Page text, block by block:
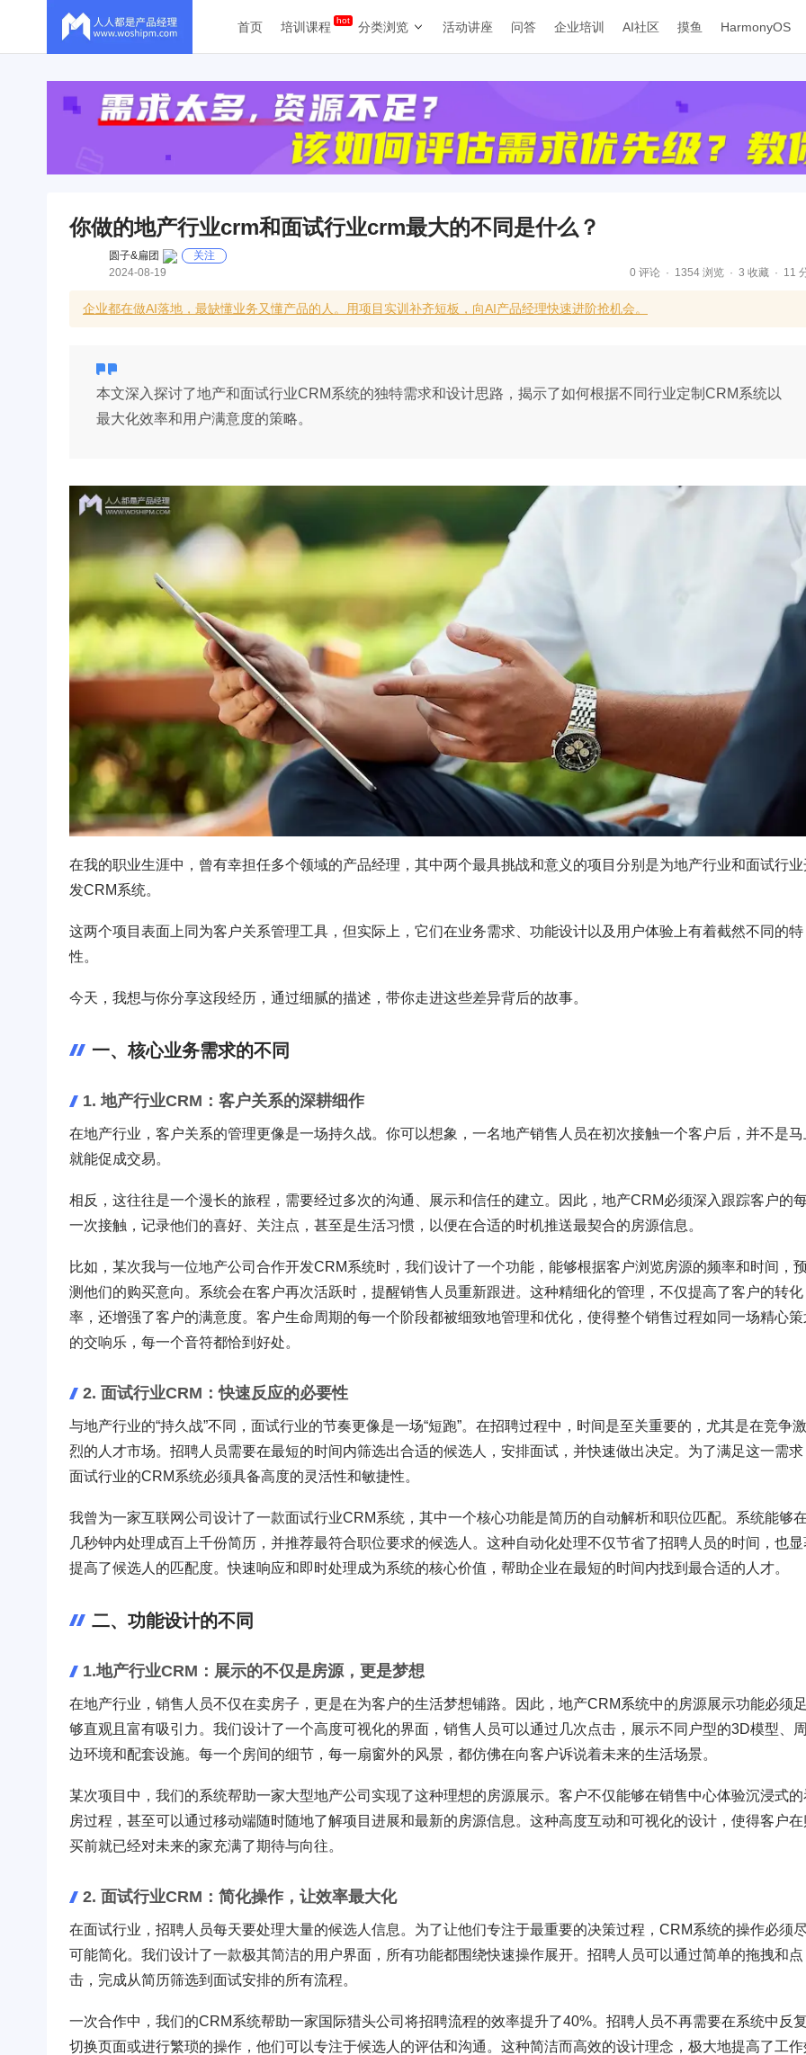
首页 培训课程 分类浏览 活动讲座 问答 企业培训 AI社区 摸鱼 HarmonyOS
你做的地产行业crm和面试行业crm最大的不同是什么？
圆子&扁团
关注
2024-08-19
0 评论 1354 浏览 3 收藏 11
企业都在做AI落地，最缺懂业务又懂产品的人。用项目实训补齐短板，向AI产品经理快速进阶抢机会。
本文深入探讨了地产和面试行业CRM系统的独特需求和设计思路，揭示了如何根据不同行业定制CRM系统以
最大化效率和用户满意度的策略。
在我的职业生涯中，曾有幸担任多个领域的产品经理，其中两个最具挑战和意义的项目分别是为地产行业和面试行业
发CRM系统。
这两个项目表面上同为客户关系管理工具，但实际上，它们在业务需求、功能设计以及用户体验上有着截然不同的特
性。
今天，我想与你分享这段经历，通过细腻的描述，带你走进这些差异背后的故事。
一、核心业务需求的不同
1. 地产行业CRM：客户关系的深耕细作
在地产行业，客户关系的管理更像是一场持久战。你可以想象，一名地产销售人员在初次接触一个客户后，并不是马
就能促成交易。
相反，这往往是一个漫长的旅程，需要经过多次的沟通、展示和信任的建立。因此，地产CRM必须深入跟踪客户的
一次接触，记录他们的喜好、关注点，甚至是生活习惯，以便在合适的时机推送最契合的房源信息。
比如，某次我与一位地产公司合作开发CRM系统时，我们设计了一个功能，能够根据客户浏览房源的频率和时间，预
测他们的购买意向。系统会在客户再次活跃时，提醒销售人员重新跟进。这种精细化的管理，不仅提高了客户的转化
率，还增强了客户的满意度。客户生命周期的每一个阶段都被细致地管理和优化，使得整个销售过程如同一场精心策
的交响乐，每一个音符都恰到好处。
2. 面试行业CRM：快速反应的必要性
与地产行业的“持久战”不同，面试行业的节奏更像是一场“短跑”。在招聘过程中，时间是至关重要的，尤其是在竞争激
烈的人才市场。招聘人员需要在最短的时间内筛选出合适的候选人，安排面试，并快速做出决定。为了满足这一需求
面试行业的CRM系统必须具备高度的灵活性和敏捷性。
我曾为一家互联网公司设计了一款面试行业CRM系统，其中一个核心功能是简历的自动解析和职位匹配。系统能够在
几秒钟内处理成百上千份简历，并推荐最符合职位要求的候选人。这种自动化处理不仅节省了招聘人员的时间，也显
提高了候选人的匹配度。快速响应和即时处理成为系统的核心价值，帮助企业在最短的时间内找到最合适的人才。
二、功能设计的不同
1.地产行业CRM：展示的不仅是房源，更是梦想
在地产行业，销售人员不仅在卖房子，更是在为客户的生活梦想铺路。因此，地产CRM系统中的房源展示功能必须足
够直观且富有吸引力。我们设计了一个高度可视化的界面，销售人员可以通过几次点击，展示不同户型的3D模型、周
边环境和配套设施。每一个房间的细节，每一扇窗外的风景，都仿佛在向客户诉说着未来的生活场景。
某次项目中，我们的系统帮助一家大型地产公司实现了这种理想的房源展示。客户不仅能够在销售中心体验沉浸式的
房过程，甚至可以通过移动端随时随地了解项目进展和最新的房源信息。这种高度互动和可视化的设计，使得客户在
买前就已经对未来的家充满了期待与向往。
2. 面试行业CRM：简化操作，让效率最大化
在面试行业，招聘人员每天要处理大量的候选人信息。为了让他们专注于最重要的决策过程，CRM系统的操作必须尽
可能简化。我们设计了一款极其简洁的用户界面，所有功能都围绕快速操作展开。招聘人员可以通过简单的拖拽和点
击，完成从简历筛选到面试安排的所有流程。
一次合作中，我们的CRM系统帮助一家国际猎头公司将招聘流程的效率提升了40%。招聘人员不再需要在系统中反复
切换页面或进行繁琐的操作，他们可以专注于候选人的评估和沟通。这种简洁而高效的设计理念，极大地提高了工作